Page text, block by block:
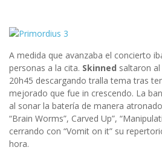
A medida que avanzaba el concierto
personas a la cita. Skinned saltaron
20h45 descargando tralla tema tras
mejorado que fue in crescendo. La
al sonar la batería de manera
“Brain Worms”, Carved Up”,
cerrando con “Vomit on it” su
hora.